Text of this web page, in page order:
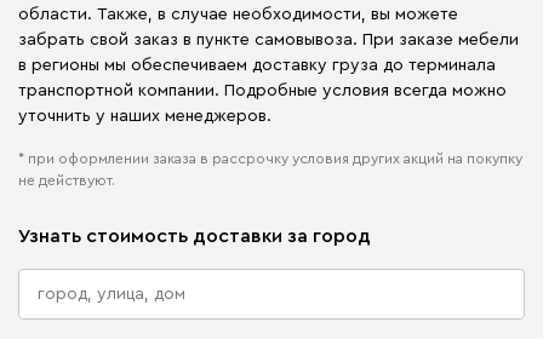
области. Также, в случае необходимости, вы можете
забрать свой заказ в пункте самовывоза. При заказе мебели
в регионы мы обеспечиваем доставку груза до терминала
транспортной компании. Подробные условия всегда можно
уточнить у наших менеджеров.
* при оформлении заказа в рассрочку условия других акций на покупку
не действуют.
Узнать стоимость доставки за город